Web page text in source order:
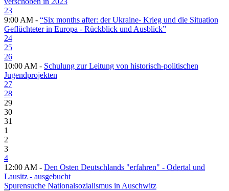
23
9:00 AM - “Six months after: der Ukraine- Krieg und die Situation
Geflüchteter in Europa - Rückblick und Ausblick”
24
25
26
10:00 AM - Schulung zur Leitung von historisch-politischen
Jugendprojekten
27
28
29
30
31
1
2
3
4
12:00 AM - Den Osten Deutschlands "erfahren" - Odertal und
Lausitz - ausgebucht
Spurensuche Nationalsozialismus in Auschwitz